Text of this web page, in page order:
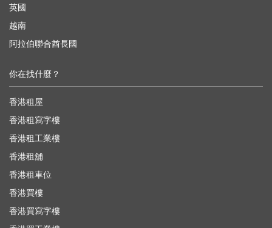
英國
越南
阿拉伯聯合酋長國
你在找什麼？
香港租屋
香港租寫字樓
香港租工業樓
香港租舖
香港租車位
香港買樓
香港買寫字樓